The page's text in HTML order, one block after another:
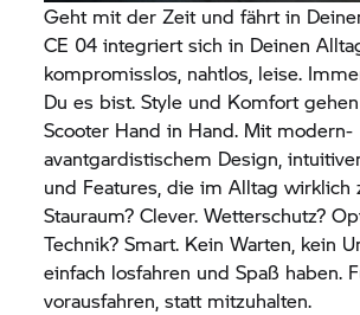
Geht mit der Zeit und fährt in
CE 04 integriert sich in Deinen
kompromisslos, nahtlos, leise.
Du es bist. Style und Komfort
Scooter Hand in Hand. Mit modern-
avantgardistischem Design,
und Features, die im Alltag wirklich
Stauraum? Clever. Wetterschutz?
Technik? Smart. Kein Warten, kein
einfach losfahren und Spaß haben.
vorausfahren, statt mitzuhalten.